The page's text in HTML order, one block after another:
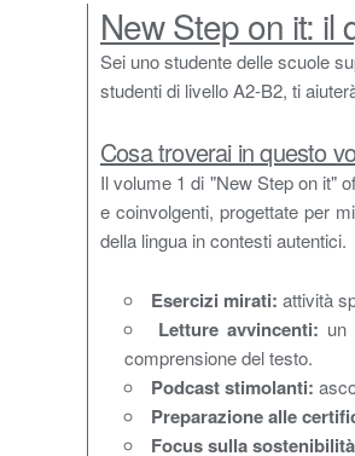
New Step on it: il
Sei uno studente delle scuole
studenti di livello A2-B2, ti
Cosa troverai in questo
Il volume 1 di "New Step on it"
e coinvolgenti, progettate per
della lingua in contesti autentici.
Esercizi mirati: attività
Letture avvincenti: un
comprensione del testo.
Podcast stimolanti:
Preparazione alle
Focus sulla